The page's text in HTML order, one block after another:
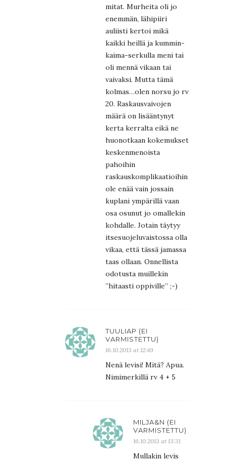
mitat. Murheita oli jo
enemmän, lähipiiri
auliisti kertoi mikä
kaikki heillä ja kummin-
kaima-serkulla meni tai
oli mennä vikaan tai
vaivaksi. Mutta tämä
kolmas…olen norsu jo rv
20. Raskausvaivojen
määrä on lisääntynyt
kerta kerralta eikä ne
huonotkaan kokemukset
keskenmenoista
pahoihin
raskauskomplikaatioihin
ole enää vain jossain
kuplani ympärillä vaan
osa osunut jo omallekin
kohdalle. Jotain täytyy
itsesuojeluvaistossa olla
vikaa, että tässä jamassa
taas ollaan. Onnellista
odotusta muillekin
”hitaasti oppiville” ;-)
TUULIAP (EI
VARMISTETTU)
16.10.2013 at 12:49
Nenä levisi! Mitä? Apua.
Nimimerkillä rv 4 + 5
MILJA&N (EI
VARMISTETTU)
16.10.2013 at 13:31
Mullakin levis